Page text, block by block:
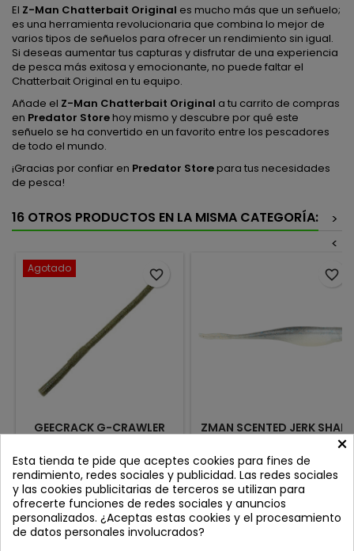
El Z-Man Chatterbait Original es mucho más que un señuelo;
es una herramienta revolucionaria que combina lo mejor de
varios tipos de señuelos para ofrecer un rendimiento sin igual.
Si deseas aumentar tus capturas y disfrutar de una experiencia
de pesca más exitosa y emocionante, no puede faltar el
Chatterbait Original en tu equipo.
Añade el Z-Man Chatterbait Original a tu carrito de compras
en Predator Storehoy mismo y descubre por qué este
señuelo se ha convertido en un favorito entre los pescadores
de todo el mundo.
¡Gracias por confiar en Predator Storepara tus necesidades
de pesca!
16 OTROS PRODUCTOS EN LA MISMA CATEGORÍA:
>
<
Agotado
GEECRACK G-CRAWLER
6.2'' GRIPAN BLUE FLAKE
023Review(s):0
Geecrack G-Crawler: el rey
del Neko Rig y el imitador
definitivo del lombriz Tras
lluvias intensas, los peces se
vuelven locos con los
Precio
7,90 €
 Añadir al carrito
favorite_border
ZMAN SCENTED JERK SHAD
7'' SMOKEY SHAD
Review(s):
7'' 4 UNIDADES POR PACK Z-
Man Scented Jerk ShadZ 7" –
Máxima Atracción para
Grandes Depredadores El Z-
Precio
10,90 €
favorite_border
×
Esta tienda te pide que aceptes cookies para fines de
rendimiento, redes sociales y publicidad. Las redes sociales
y las cookies publicitarias de terceros se utilizan para
ofrecerte funciones de redes sociales y anuncios
personalizados. ¿Aceptas estas cookies y el procesamiento
de datos personales involucrados?